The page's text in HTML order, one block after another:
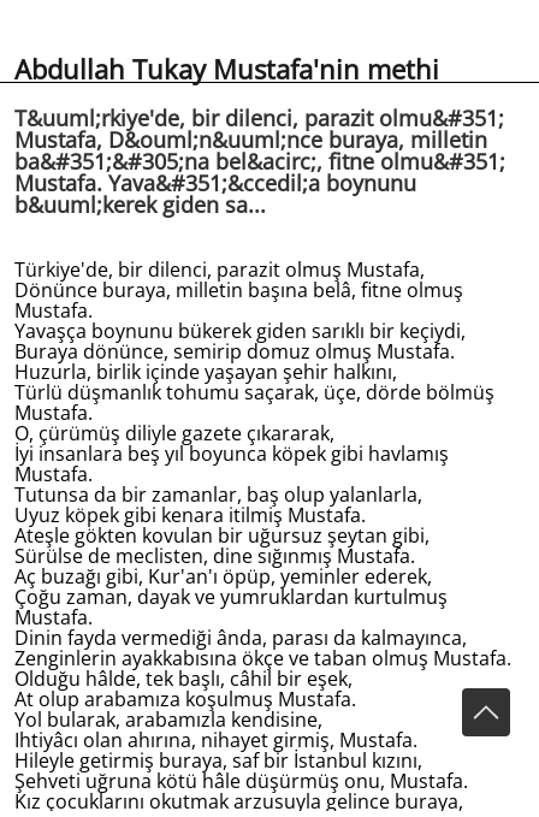
Abdullah Tukay Mustafa'nin methi
T&uuml;rkiye'de, bir dilenci, parazit olmu&#351;
Mustafa, D&ouml;n&uuml;nce buraya, milletin
ba&#351;&#305;na bel&acirc;, fitne olmu&#351;
Mustafa. Yava&#351;&ccedil;a boynunu
b&uuml;kerek giden sa...
Türkiye'de, bir dilenci, parazit olmuş Mustafa,
Dönünce buraya, milletin başına belâ, fitne olmuş
Mustafa.
Yavaşça boynunu bükerek giden sarıklı bir keçiydi,
Buraya dönünce, semirip domuz olmuş Mustafa.
Huzurla, birlik içinde yaşayan şehir halkını,
Türlü düşmanlık tohumu saçarak, üçe, dörde bölmüş
Mustafa.
O, çürümüş diliyle gazete çıkararak,
İyi insanlara beş yıl boyunca köpek gibi havlamış
Mustafa.
Tutunsa da bir zamanlar, baş olup yalanlarla,
Uyuz köpek gibi kenara itilmiş Mustafa.
Ateşle gökten kovulan bir uğursuz şeytan gibi,
Sürülse de meclisten, dine sığınmış Mustafa.
Aç buzağı gibi, Kur'an'ı öpüp, yeminler ederek,
Çoğu zaman, dayak ve yumruklardan kurtulmuş
Mustafa.
Dinin fayda vermediği ânda, parası da kalmayınca,
Zenginlerin ayakkabısına ökçe ve taban olmuş Mustafa.
Olduğu hâlde, tek başlı, câhil bir eşek,
At olup arabamıza koşulmuş Mustafa.
Yol bularak, arabamızla kendisine,
Ihtiyâcı olan ahırına, nihayet girmiş, Mustafa.
Hileyle getirmiş buraya, saf bir İstanbul kızını,
Şehveti uğruna kötü hâle düşürmüş onu, Mustafa.
Kız çocuklarını okutmak arzusuyla gelince buraya,